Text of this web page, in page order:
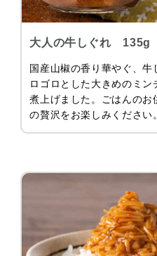
大人の牛しぐれ 135g
国産山椒の香り華やぐ、
ロゴロとした大きめのミン
煮上げました。ごはんのお
の贅沢をお楽しみください